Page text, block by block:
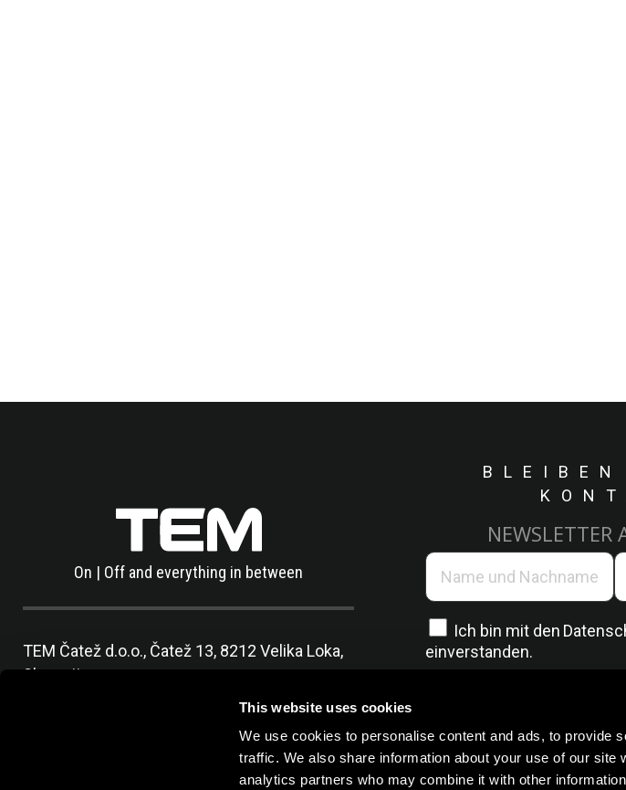
This website uses cookies
We use cookies to personalise content and ads, to provide
traffic. We also share information about your use of our site
analytics partners who may combine it with other
On | Off and everything in between
TEM Čatež d.o.o., Čatež 13, 8212 Velika Loka,
Slovenija
info@tem.si
NEWSLETTER
Ich bin mit den
einverstanden.